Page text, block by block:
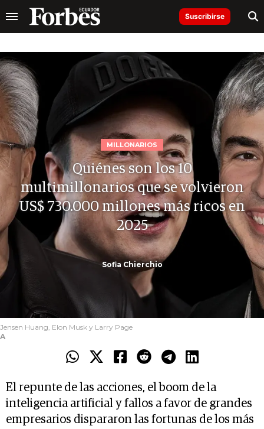
Suscribirse
MILLONARIOS
Quiénes son los 10
multimillonarios que se volvieron
US$ 730.000 millones más ricos en
2025
Sofia Chierchio
Jensen Huang, Elon Musk y Larry Page
A
El repunte de las acciones, el boom de la
inteligencia artificial y fallos a favor de grandes
empresarios dispararon las fortunas de los más